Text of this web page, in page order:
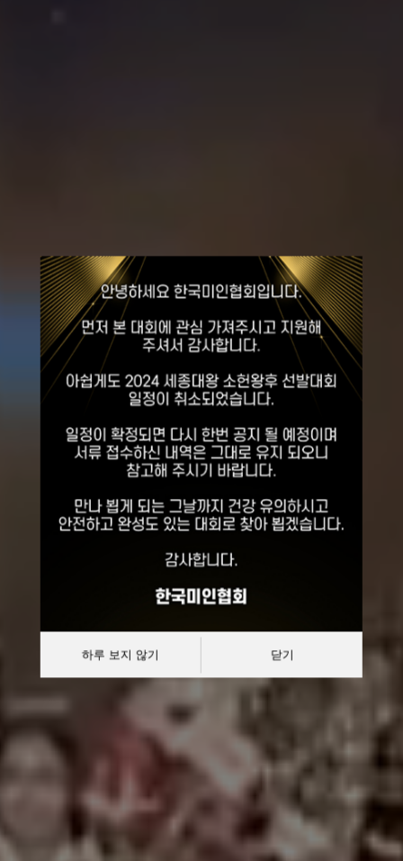
세종대왕
소헌왕후
선발대회
대한민국 한복모델 선발대회
하루 보지 않기 닫기